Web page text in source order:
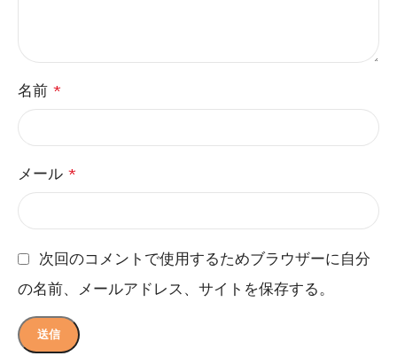
名前 *
メール *
次回のコメントで使用するためブラウザーに自分
の名前、メールアドレス、サイトを保存する。